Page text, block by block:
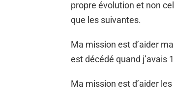
propre évolution et non
que les suivantes.
Ma mission est d’aider
est décédé quand j’avais
Ma mission est d’aider